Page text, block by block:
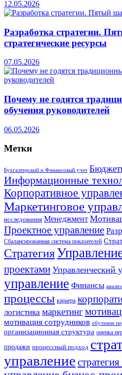
12.05.2026
Разработка стратегии.
стратегические ресурсы
07.05.2026
Почему не годятся
обучения руководителей
06.05.2026
Метки
Бухгалтерский и Финансовый учет
Информационные
Корпоративное
Маркетинговое
исследования Менеджмент
Проектное управление
Сбалансированная система показателей
Стратегия
проектами Управленческий
управление Финансы
процессы карьера
логистика маркетинг
мотивация сотрудников обучение
организационная структура оценка
продажи процессный подход
управление